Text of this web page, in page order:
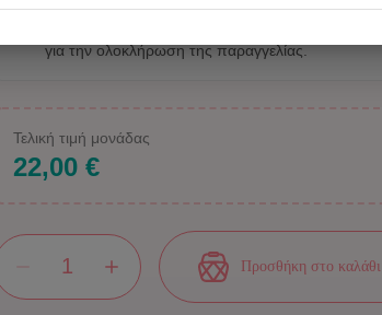
για την ολοκλήρωση της παραγγελίας.
Τελική τιμή μονάδας
22,00 €
Προσθήκη στο καλάθι